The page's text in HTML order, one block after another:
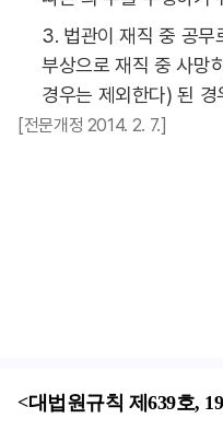
3. 법관이 재직 중 공무
부상으로 재직 중 사망
경우는 제외한다) 된 경
[전문개정 2014. 2. 7.]
<대법원규칙 제639호,